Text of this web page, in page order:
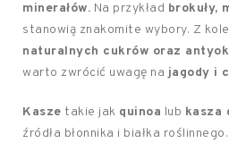
minerałów. Na przykład brokuły,
stanowią znakomite wybory. Z
naturalnych cukrów oraz
warto zwrócić uwagę na jagody i
Kasze takie jak quinoa lub kasza
źródła błonnika i białka roślinnego.